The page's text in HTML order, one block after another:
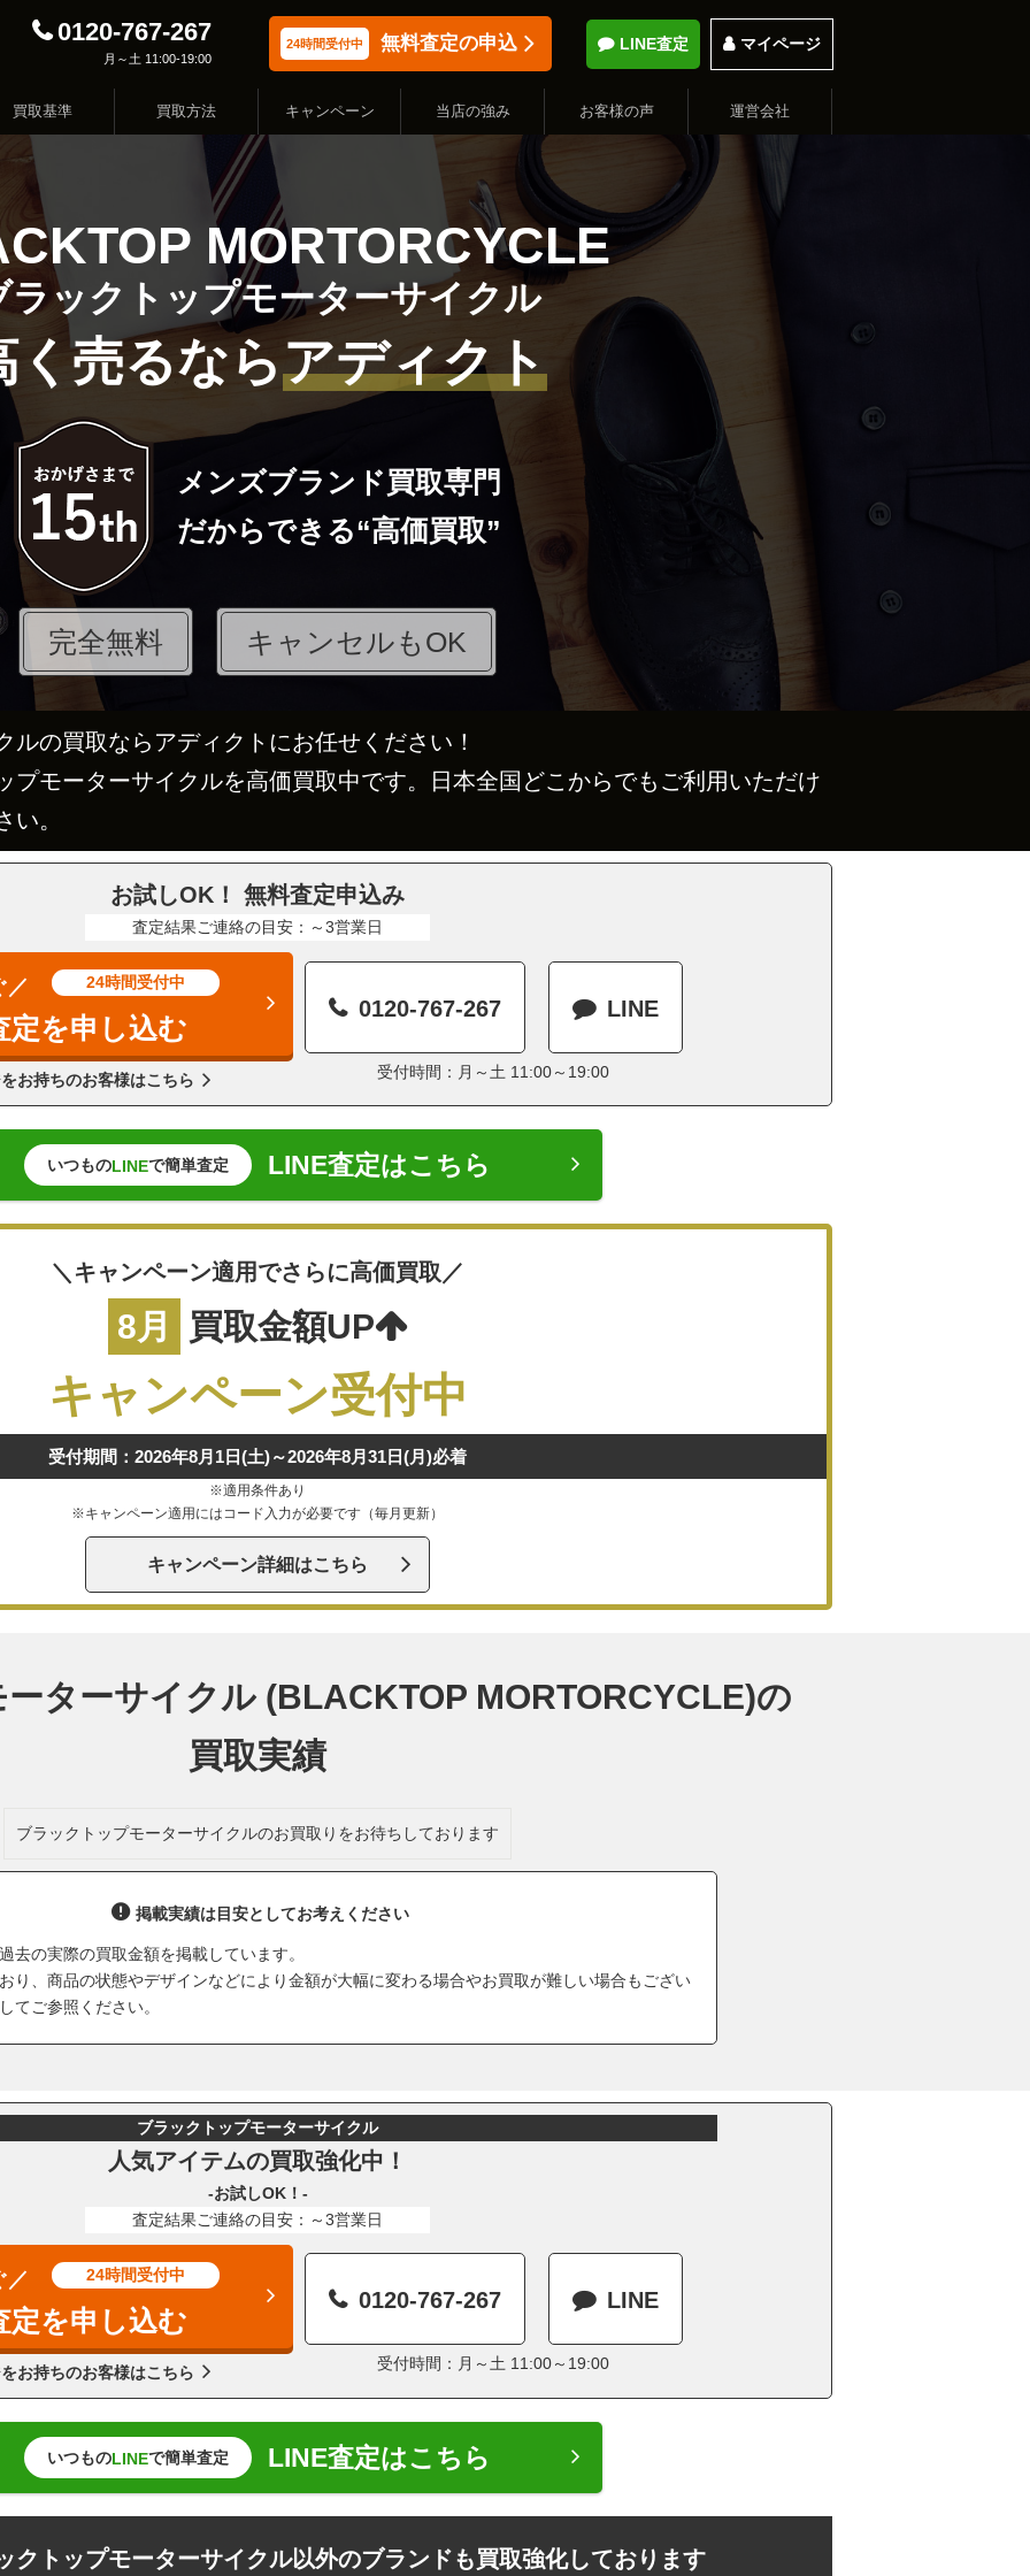
0120-767-267
月～土 11:00-19:00
24時間受付中 無料査定の申込 LINE査定 マイページ
買取基準 買取方法 キャンペーン 当店の強み お客様の声 運営会社
MORTORCYCLE
ラックトップモーターサイクル
く売るならアディクト
メンズブランド買取専門
だからできる“高価買取”
完全無料 キャンセルもOK
の買取ならアディクトにお任せください！
プモーターサイクルを高価買取中です。日本全国どこからでもご利用いただけ
い。
お試しOK！ 無料査定申込み
査定結果ご連絡の目安：～3営業日
／ 24時間受付中
定を申し込む
お持ちのお客様はこちら
0120-767-267 LINE
受付時間：月～土 11:00～19:00
いつものLINEで簡単査定 LINE査定はこちら
＼キャンペーン適用でさらに高価買取／
8月 買取金額UP
キャンペーン受付中
受付期間：2026年8月1日(土)～2026年8月31日(月)必着
※適用条件あり
※キャンペーン適用にはコード入力が必要です（毎月更新）
キャンペーン詳細はこちら
ターサイクル (BLACKTOP MORTORCYCLE)の
買取実績
ブラックトップモーターサイクルのお買取りをお待ちしております
掲載実績は目安としてお考えください
去の実際の買取金額を掲載しています。
り、商品の状態やデザインなどにより金額が大幅に変わる場合やお買取が難しい場合もござい
てご参照ください。
ブラックトップモーターサイクル
人気アイテムの買取強化中！
-お試しOK！-
査定結果ご連絡の目安：～3営業日
／ 24時間受付中
定を申し込む
お持ちのお客様はこちら
0120-767-267 LINE
受付時間：月～土 11:00～19:00
いつものLINEで簡単査定 LINE査定はこちら
クトップモーターサイクル以外のブランドも買取強化しております